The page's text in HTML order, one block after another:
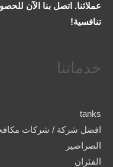
عملائنا. اتصل بنا الآن
تنافسية!
خدماتنا
tanks
افضل شركة / شركات
الصراصير
الفئران